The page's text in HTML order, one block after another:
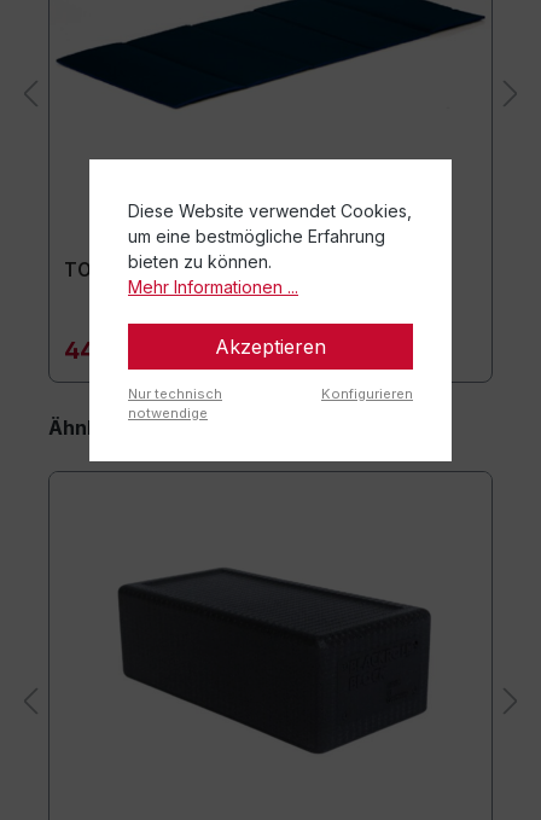
TOGU Premium Easy Matte
44,90 €*
Ähnliche Artikel
Diese Website verwendet Cookies,
um eine bestmögliche Erfahrung
bieten zu können.
Mehr Informationen ...
Akzeptieren
Nur technisch
notwendige
Konfigurieren